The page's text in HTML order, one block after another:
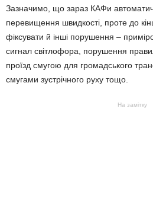
Зазначимо, що зараз КАФи
перевищення швидкості, проте до
фіксувати й інші порушення –
сигнал світлофора, порушення
проїзд смугою для громадського
смугами зустрічного руху тощо.
На замітку